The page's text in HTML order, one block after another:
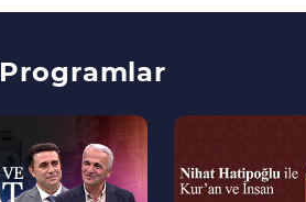
Programlar
--
>